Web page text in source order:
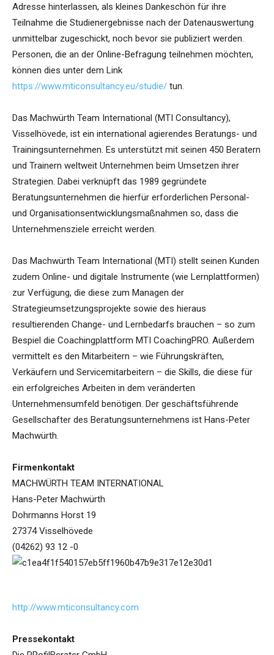
Adresse hinterlassen, als kleines Dankeschön für ihre
Teilnahme die Studienergebnisse nach der Datenauswertung
unmittelbar zugeschickt, noch bevor sie publiziert werden.
Personen, die an der Online-Befragung teilnehmen möchten,
können dies unter dem Link
https://www.mticonsultancy.eu/studie/ tun.
Das Machwürth Team International (MTI Consultancy),
Visselhövede, ist ein international agierendes Beratungs- und
Trainingsunternehmen. Es unterstützt mit seinen 450 Beratern
und Trainern weltweit Unternehmen beim Umsetzen ihrer
Strategien. Dabei verknüpft das 1989 gegründete
Beratungsunternehmen die hierfür erforderlichen Personal-
und Organisationsentwicklungsmaßnahmen so, dass die
Unternehmensziele erreicht werden.
Das Machwürth Team International (MTI) stellt seinen Kunden
zudem Online- und digitale Instrumente (wie Lernplattformen)
zur Verfügung, die diese zum Managen der
Strategieumsetzungsprojekte sowie des hieraus
resultierenden Change- und Lernbedarfs brauchen – so zum
Bespiel die Coachingplattform MTI CoachingPRO. Außerdem
vermittelt es den Mitarbeitern – wie Führungskräften,
Verkäufern und Servicemitarbeitern – die Skills, die diese für
ein erfolgreiches Arbeiten in dem veränderten
Unternehmensumfeld benötigen. Der geschäftsführende
Gesellschafter des Beratungsunternehmens ist Hans-Peter
Machwürth.
Firmenkontakt
MACHWÜRTH TEAM INTERNATIONAL
Hans-Peter Machwürth
Dohrmanns Horst 19
27374 Visselhövede
(04262) 93 12 -0
http://www.mticonsultancy.com
Pressekontakt